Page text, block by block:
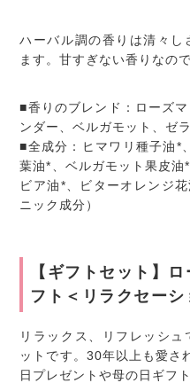
ハーバル調の香りは清々
ます。甘すぎない香りなの
■香りのブレンド：ローズ
ンダー、ベルガモット、ゼ
■全成分：ヒマワリ種子油*
葉油*、ベルガモット果皮
ビア油*、ビターオレンジ
ニック成分）
【ギフトセット】
フト＜リラクセーシ
リラックス、リフレッシ
ットです。30年以上も愛さ
日プレゼントや母の日ギフ